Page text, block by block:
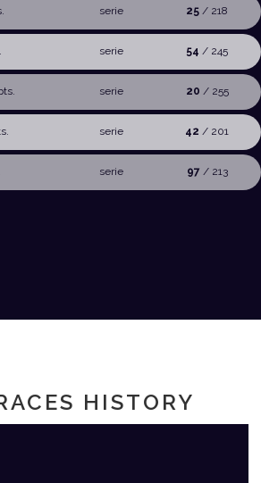
serie 25 / 218
serie 54 / 245
serie 20 / 255
serie 42 / 201
serie 97 / 213
HISTORY